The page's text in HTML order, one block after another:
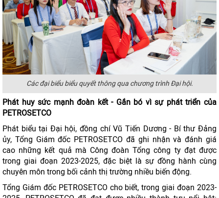
Các đại biểu biểu quyết thông qua chương trình Đại hội.
Phát huy sức mạnh đoàn kết - Gắn bó vì sự phát triển của
PETROSETCO
Phát biểu tại Đại hội, đồng chí Vũ Tiến Dương - Bí thư Đảng
ủy, Tổng Giám đốc PETROSETCO đã ghi nhận và đánh giá
cao những kết quả mà Công đoàn Tổng công ty đạt được
trong giai đoạn 2023-2025, đặc biệt là sự đồng hành cùng
chuyên môn trong bối cảnh thị trường nhiều biến động.
Tổng Giám đốc PETROSETCO cho biết, trong giai đoạn 2023-